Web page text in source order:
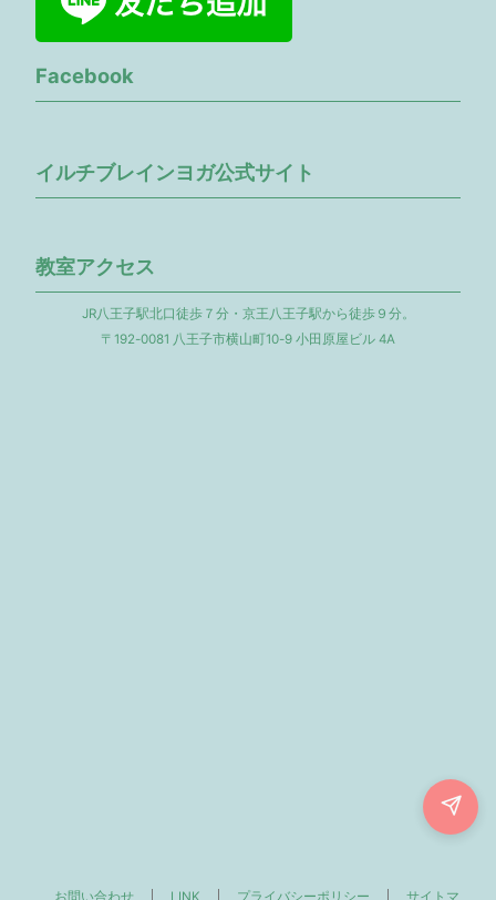
Facebook
イルチブレインヨガ公式サイト
教室アクセス
JR八王子駅北口徒歩７分・京王八王子駅から徒歩９分。
〒192-0081 八王子市横山町10-9 小田原屋ビル 4A
お問い合わせ LINK プライバシーポリシー サイトマ